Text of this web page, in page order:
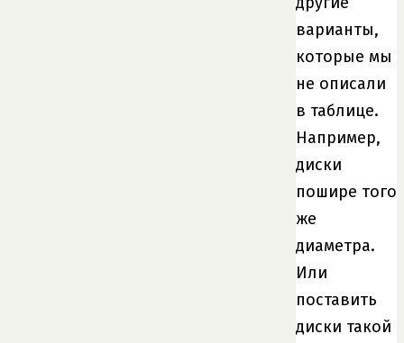
варианты,
которые мы
не описали
в таблице.
Например,
диски
пошире того
же
диаметра.
Или
поставить
диски такой